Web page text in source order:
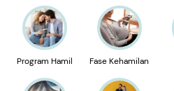
Program Hamil Fase Kehamilan